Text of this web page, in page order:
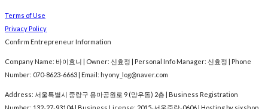
Terms of Use
Privacy Policy
Confirm Entrepreneur Information
Company Name: 바이효니 | Owner: 신효정 | Personal Info Manager: 신효정 | Phone
Number: 070-8623-6663 | Email: hyony_log@naver.com
Address: 서울특별시 중랑구 용마공원로 9 (망우동) 2층 | Business Registration